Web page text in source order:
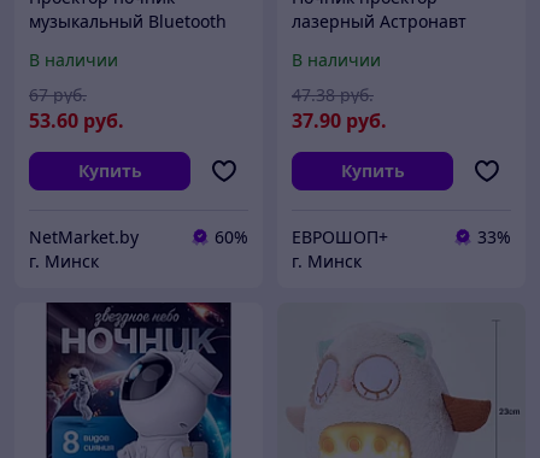
музыкальный Bluetooth
В наличии
53.60 руб.
67 руб.
Купить
NetMarket.by
60%
г. Минск
лазерный Астронавт
Projector
В наличии
37.90 руб.
47.38 руб.
Купить
ЕВРОШОП+
33%
г. Минск